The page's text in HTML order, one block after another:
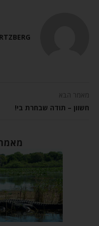
מאמר הבא
חשוון – תודה שבחרת בי!